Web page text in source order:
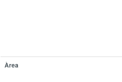
Àrea